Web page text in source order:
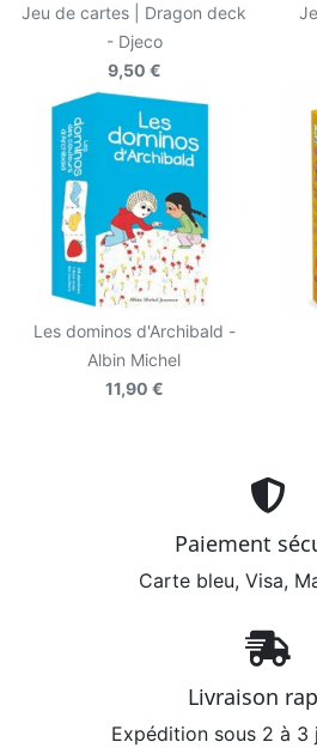
Jeu de cartes | Dragon deck
- Djeco
9,50 €
Les dominos d'Archibald -
Albin Michel
11,90 €
Paiement
Carte bleu, Visa,
Livraison
Expédition sous 2 à 3